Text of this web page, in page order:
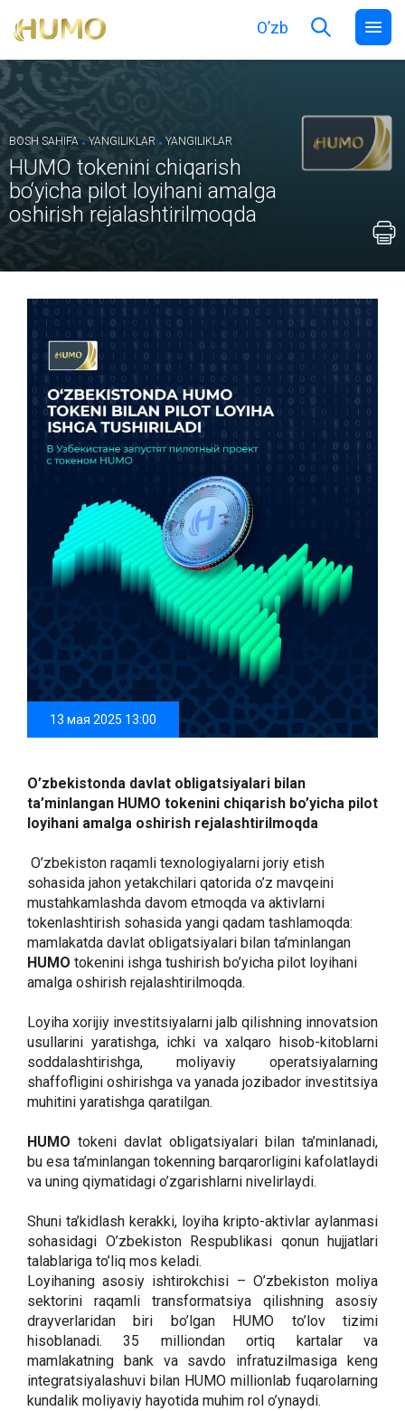
O’zb
BOSH SAHIFA . YANGILIKLAR . YANGILIKLAR
HUMO tokenini chiqarish
bo‘yicha pilot loyihani amalga
oshirish rejalashtirilmoqda
13 мая 2025 13:00
O’zbekistonda davlat obligatsiyalari bilan
ta’minlangan HUMO tokenini chiqarish bo’yicha pilot
loyihani amalga oshirish rejalashtirilmoqda
O’zbekiston raqamli texnologiyalarni joriy etish
sohasida jahon yetakchilari qatorida o’z mavqeini
mustahkamlashda davom etmoqda va aktivlarni
tokenlashtirish sohasida yangi qadam tashlamoqda:
mamlakatda davlat obligatsiyalari bilan ta’minlangan
HUMO tokenini ishga tushirish bo’yicha pilot loyihani
amalga oshirish rejalashtirilmoqda.
Loyiha xorijiy investitsiyalarni jalb qilishning innovatsion
usullarini yaratishga, ichki va xalqaro hisob-kitoblarni
soddalashtirishga, moliyaviy operatsiyalarning
shaffofligini oshirishga va yanada jozibador investitsiya
muhitini yaratishga qaratilgan.
HUMO tokeni davlat obligatsiyalari bilan ta’minlanadi,
bu esa ta’minlangan tokenning barqarorligini kafolatlaydi
va uning qiymatidagi o’zgarishlarni nivelirlaydi.
Shuni ta’kidlash kerakki, loyiha kripto-aktivlar aylanmasi
sohasidagi O’zbekiston Respublikasi qonun hujjatlari
talablariga to’liq mos keladi.
Loyihaning asosiy ishtirokchisi – O’zbekiston moliya
sektorini raqamli transformatsiya qilishning asosiy
drayverlaridan biri bo’lgan HUMO to’lov tizimi
hisoblanadi. 35 milliondan ortiq kartalar va
mamlakatning bank va savdo infratuzilmasiga keng
integratsiyalashuvi bilan HUMO millionlab fuqarolarning
kundalik moliyaviy hayotida muhim rol o’ynaydi.